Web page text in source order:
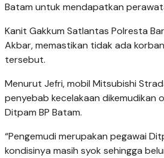
Batam untuk mendapatkan
Kanit Gakkum Satlantas Polresta
Akbar, memastikan tidak ada
tersebut.
Menurut Jefri, mobil Mitsubishi
penyebab kecelakaan dikemudikan
Ditpam BP Batam.
“Pengemudi merupakan pegawai
kondisinya masih syok sehingga